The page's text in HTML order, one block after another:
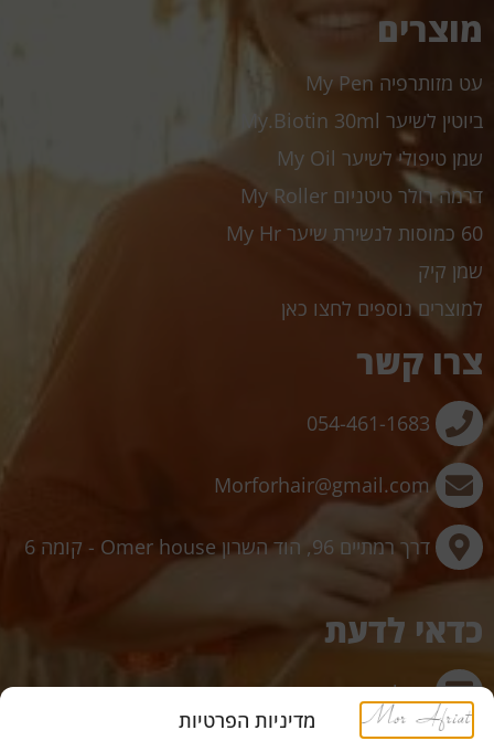
מדיניות הפרטיות
מוצרים
עט מזותרפיה My Pen
ביוטין לשיער My.Biotin 30ml
שמן טיפולי לשיער My Oil
דרמה רולר טיטניום My Roller
60 כמוסות לנשירת שיער My Hr
שמן קיק
למוצרים נוספים לחצו כאן
צרו קשר
054-461-1683
Morforhair@gmail.com
דרך רמתיים 96, הוד השרון Omer house - קומה 6
כדאי לדעת
תשלום מאובטח באשראי באתר